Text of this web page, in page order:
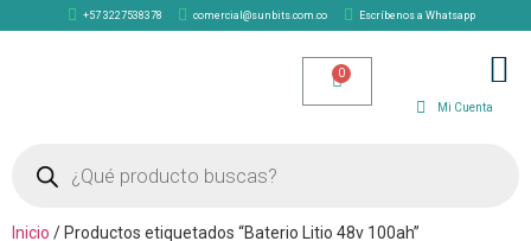
+57 3227538378 comercial@sunbits.com.co Escríbenos a Whatsapp
Mi Cuenta
Inicio / Productos etiquetados “Baterio Litio 48v 100ah”